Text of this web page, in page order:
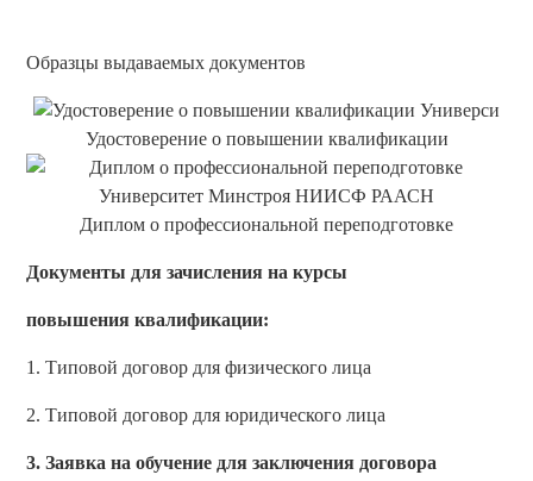
Образцы выдаваемых документов
Удостоверение о повышении квалификации
Диплом о профессиональной переподготовке
Документы для зачисления на курсы
повышения квалификации:
1. Типовой договор для физического лица
2. Типовой договор для юридического лица
3. Заявка на обучение для заключения договора